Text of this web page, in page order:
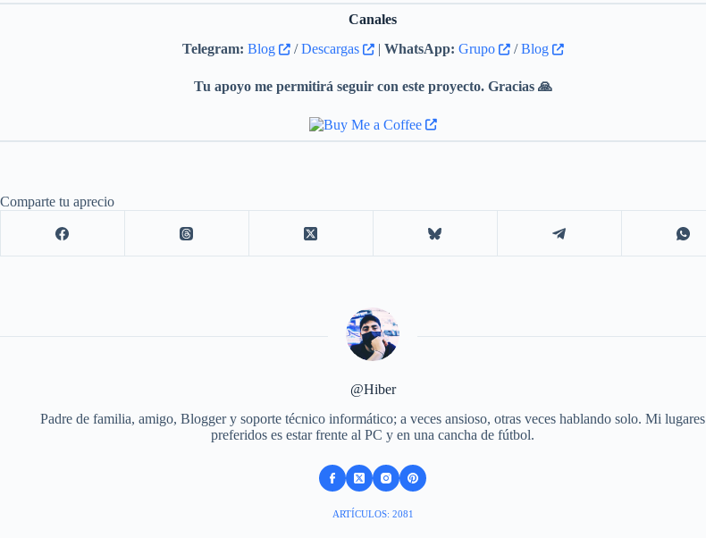
Canales
Telegram: Blog /Descargas | WhatsApp: Grupo /Blog
Tu apoyo me permitirá seguir con este proyecto. Gracias 🙏
Comparte tu aprecio
@Hiber
Padre de familia, amigo, Blogger y soporte técnico informático; a veces ansioso, otras veces hablando solo. Mi lugares
preferidos es estar frente al PC y en una cancha de fútbol.
ARTÍCULOS: 2081